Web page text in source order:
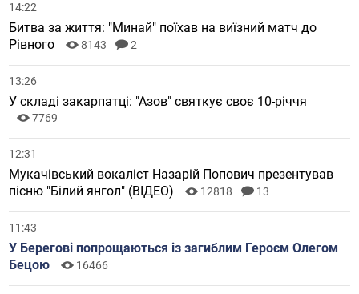
14:22
Битва за життя: "Минай" поїхав на виїзний матч до
Рівного
8143 2
13:26
У складі закарпатці: "Азов" святкує своє 10-річчя
7769
12:31
Мукачівський вокаліст Назарій Попович презентував
пісню "Білий янгол" (ВІДЕО)
12818 13
11:43
У Берегові попрощаються із загиблим Героєм Олегом
Бецою
16466